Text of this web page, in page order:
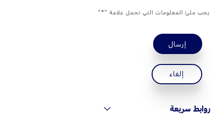
البحث عن الوكيل
الأسئلة الشائعة
يجب ملئ المعلومات التي تحمل علامة "*"
إرسال
إلغاء
روابط سريعة